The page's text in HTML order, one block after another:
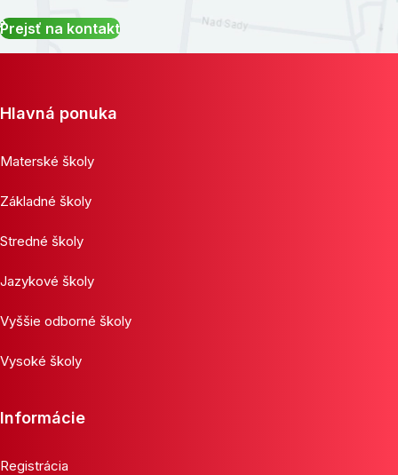
Prejsť na kontakt
Hlavná ponuka
Materské školy
Základné školy
Stredné školy
Jazykové školy
Vyššie odborné školy
Vysoké školy
Informácie
Registrácia